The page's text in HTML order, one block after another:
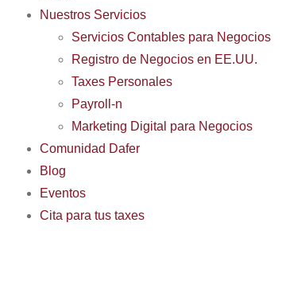
Nuestros Servicios
Servicios Contables para Negocios
Registro de Negocios en EE.UU.
Taxes Personales
Payroll-n
Marketing Digital para Negocios
Comunidad Dafer
Blog
Eventos
Cita para tus taxes